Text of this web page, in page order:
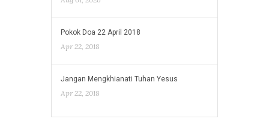
Pokok Doa 22 April 2018
Apr 22, 2018
Jangan Mengkhianati Tuhan Yesus
Apr 22, 2018